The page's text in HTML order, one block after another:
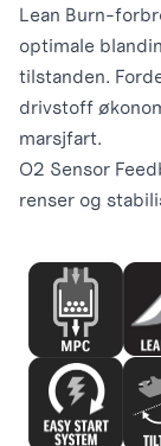
Lean Burn-
optimale
tilstanden.
drivstoff
marsjfart.
O2 Sensor
renser og